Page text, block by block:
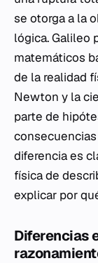
se otorga a la
lógica. Galileo
matemáticos
de la realidad
Newton y la
parte de
diferencia es
física de
explicar por
Diferencias